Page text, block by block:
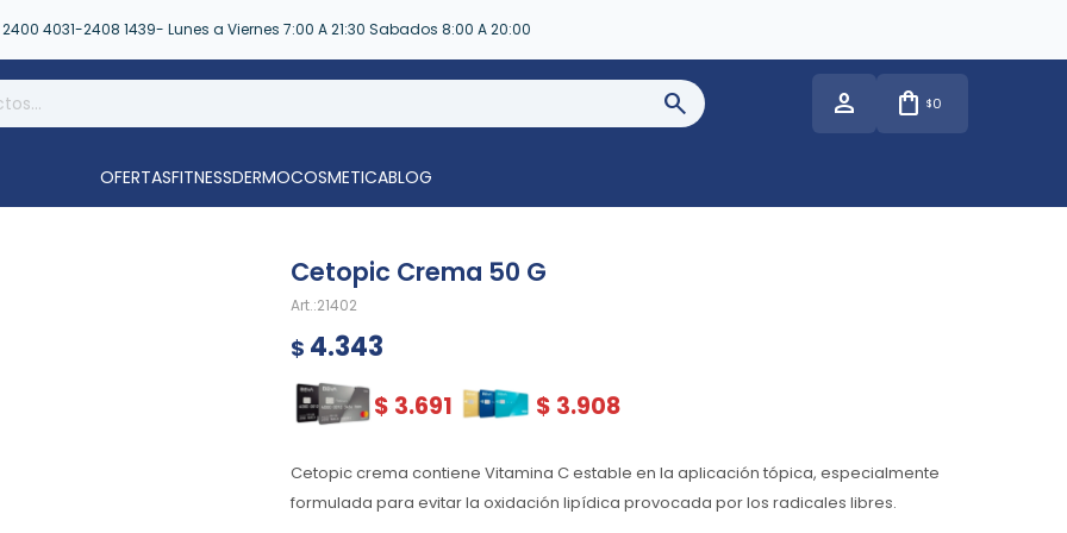
2400 4031-2408 1439- Lunes a Viernes 7:00 A 21:30 Sabados 8:00 A 20:00
$0
OFERTASFITNESSDERMOCOSMETICABLOG
Cetopic Crema 50 G
21402
$ 4.343
$ 3.691 $ 3.908
Cetopic crema contiene Vitamina C estable en la aplicación tópica, especialmente
formulada para evitar la oxidación lipídica provocada por los radicales libres.